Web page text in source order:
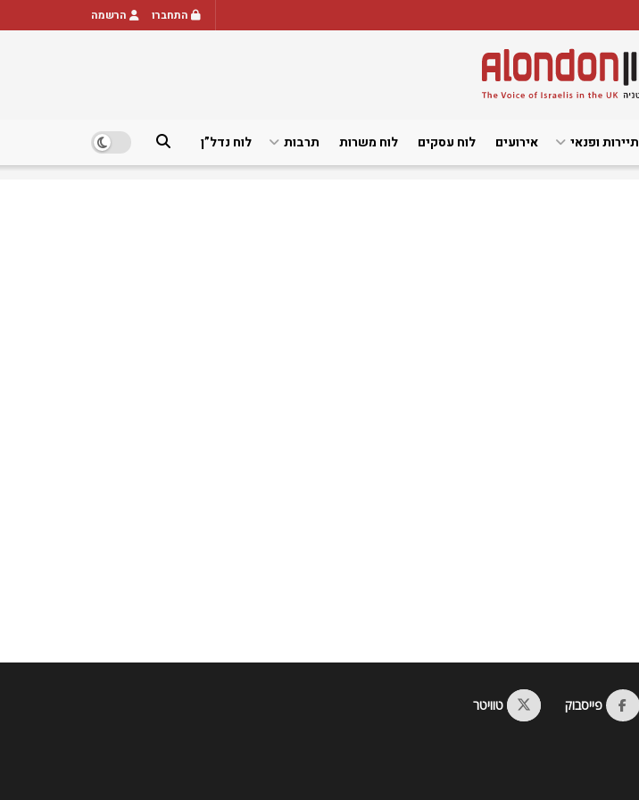
התחברו הרשמה
תיירות ופנאי אירועים לוח עסקים לוח משרות תרבות לוח נדל”ן
פייסבוק טוויטר